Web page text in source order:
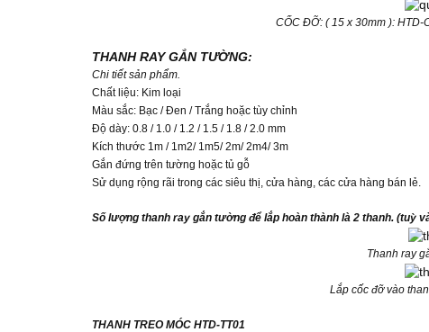
CỐC ĐỠ: ( 15 x 30mm ): HTD-
THANH RAY GẮN TƯỜNG:
Chi tiết sản phẩm.
Chất liệu: Kim loại
Màu sắc: Bạc / Đen / Trắng hoặc tùy chỉnh
Độ dày: 0.8 / 1.0 / 1.2 / 1.5 / 1.8 / 2.0 mm
Kích thước 1m / 1m2/ 1m5/ 2m/ 2m4/ 3m
Gắn đứng trên tường hoặc tủ gỗ
Sử dụng rộng rãi trong các siêu thị, cửa hàng, các cửa hàng bán lẻ.
Số lượng thanh ray gắn tường để lắp hoàn thành là 2 thanh. (tuỳ
Thanh ray
Lắp cốc đỡ vào
THANH TREO MÓC HTD-TT01